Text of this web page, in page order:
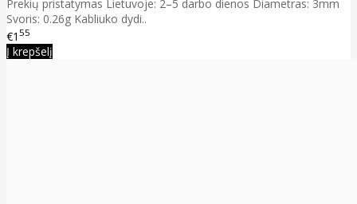
Prekių pristatymas Lietuvoje: 2–5 darbo dienos Diametras: 3mm
Svoris: 0.26g Kabliuko dydi..
€1 55
Į krepšelį